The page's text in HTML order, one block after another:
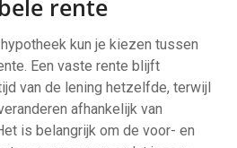
rente
kun je kiezen tussen
Een vaste rente blijft
van de lening hetzelfde, terwijl
afhankelijk van
is belangrijk om de voor- en